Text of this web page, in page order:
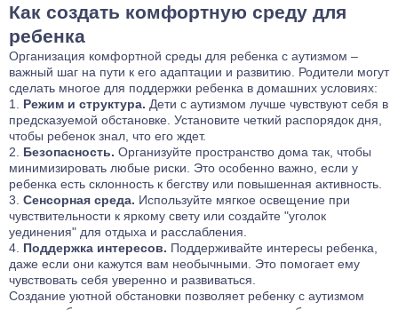
Как создать комфортную среду для
ребенка
Организация комфортной среды для ребенка с аутизмом –
важный шаг на пути к его адаптации и развитию. Родители могут
сделать многое для поддержки ребенка в домашних условиях:
Режим и структура. Дети с аутизмом лучше чувствуют себя в
предсказуемой обстановке. Установите четкий распорядок дня,
чтобы ребенок знал, что его ждет.
Безопасность. Организуйте пространство дома так, чтобы
минимизировать любые риски. Это особенно важно, если у
ребенка есть склонность к бегству или повышенная активность.
Сенсорная среда. Используйте мягкое освещение при
чувствительности к яркому свету или создайте "уголок
уединения" для отдыха и расслабления.
Поддержка интересов. Поддерживайте интересы ребенка,
даже если они кажутся вам необычными. Это помогает ему
чувствовать себя уверенно и развиваться.
Создание уютной обстановки позволяет ребенку с аутизмом